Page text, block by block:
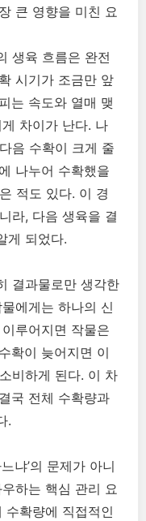
큰 영향을 미친 요
생육 흐름은 완전
시기가 조금만 앞
는 속도와 열매 맺
차이가 난다. 나
음 수확이 크게 줄
나누어 수확했을
적도 있다. 이 경
라, 다음 생육을 결
게 되었다.
결과물로만 생각한
에게는 하나의 신
루어지면 작물은
확이 늦어지면 이
비하게 된다. 이 차
국 전체 수확량과
.
냐’의 문제가 아니
하는 핵심 관리 요
수확량에 직접적인